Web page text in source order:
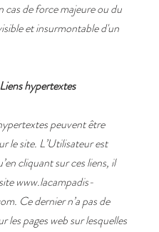
cas de force majeure ou du
et insurmontable d'un
hypertextes
peuvent être
le site. L’Utilisateur est
cliquant sur ces liens, il
www.lacampadis-
. Ce dernier n’a pas de
les pages web sur lesquelles